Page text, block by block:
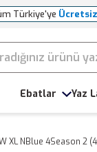
Türkiye'ye
Ebatlar Yaz
XL NBlue 4Season 2